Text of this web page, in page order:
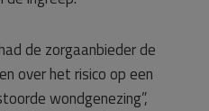
de zorgaanbieder de
over het risico op een
wondgenezing”,